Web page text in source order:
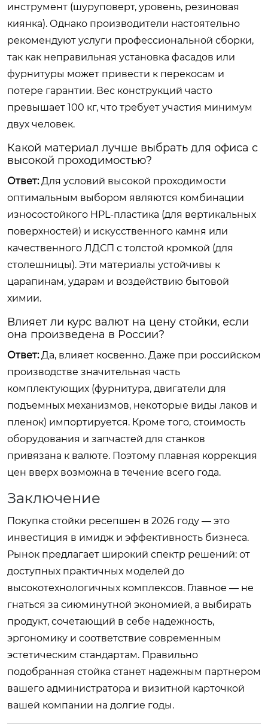
инструмент (шуруповерт, уровень, резиновая
киянка). Однако производители настоятельно
рекомендуют услуги профессиональной сборки,
так как неправильная установка фасадов или
фурнитуры может привести к перекосам и
потере гарантии. Вес конструкций часто
превышает 100 кг, что требует участия минимум
двух человек.
Какой материал лучше выбрать для офиса с
высокой проходимостью?
Ответ:Для условий высокой проходимости
оптимальным выбором являются комбинации
износостойкого HPL-пластика (для вертикальных
поверхностей) и искусственного камня или
качественного ЛДСП с толстой кромкой (для
столешницы). Эти материалы устойчивы к
царапинам, ударам и воздействию бытовой
химии.
Влияет ли курс валют на цену стойки, если
она произведена в России?
Ответ:Да, влияет косвенно. Даже при российском
производстве значительная часть
комплектующих (фурнитура, двигатели для
подъемных механизмов, некоторые виды лаков и
пленок) импортируется. Кроме того, стоимость
оборудования и запчастей для станков
привязана к валюте. Поэтому плавная коррекция
цен вверх возможна в течение всего года.
Заключение
Покупка стойки ресепшен в 2026 году — это
инвестиция в имидж и эффективность бизнеса.
Рынок предлагает широкий спектр решений: от
доступных практичных моделей до
высокотехнологичных комплексов. Главное — не
гнаться за сиюминутной экономией, а выбирать
продукт, сочетающий в себе надежность,
эргономику и соответствие современным
эстетическим стандартам. Правильно
подобранная стойка станет надежным партнером
вашего администратора и визитной карточкой
вашей компании на долгие годы.